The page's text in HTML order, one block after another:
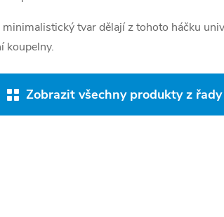
minimalistický tvar dělají z tohoto háčku
koupelny.
Zobrazit všechny produkty z